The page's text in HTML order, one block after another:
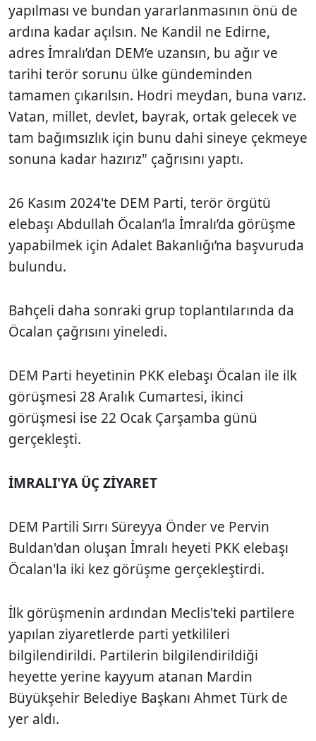
yapılması ve bundan yararlanmasının önü de
ardına kadar açılsın. Ne Kandil ne Edirne,
adres İmralı’dan DEM‘e uzansın, bu ağır ve
tarihi terör sorunu ülke gündeminden
tamamen çıkarılsın. Hodri meydan, buna varız.
Vatan, millet, devlet, bayrak, ortak gelecek ve
tam bağımsızlık için bunu dahi sineye çekmeye
sonuna kadar hazırız" çağrısını yaptı.
26 Kasım 2024'te DEM Parti, terör örgütü
elebaşı Abdullah Öcalan’la İmralı’da görüşme
yapabilmek için Adalet Bakanlığı’na başvuruda
bulundu.
Bahçeli daha sonraki grup toplantılarında da
Öcalan çağrısını yineledi.
DEM Parti heyetinin PKK elebaşı Öcalan ile ilk
görüşmesi 28 Aralık Cumartesi, ikinci
görüşmesi ise 22 Ocak Çarşamba günü
gerçekleşti.
İMRALI'YA ÜÇ ZİYARET
DEM Partili Sırrı Süreyya Önder ve Pervin
Buldan'dan oluşan İmralı heyeti PKK elebaşı
Öcalan'la iki kez görüşme gerçekleştirdi.
İlk görüşmenin ardından Meclis'teki partilere
yapılan ziyaretlerde parti yetkilileri
bilgilendirildi. Partilerin bilgilendirildiği
heyette yerine kayyum atanan Mardin
Büyükşehir Belediye Başkanı Ahmet Türk de
yer aldı.